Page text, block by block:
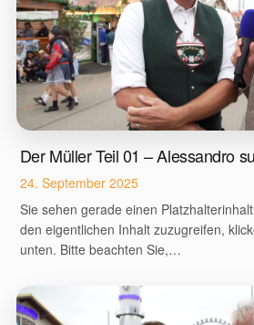
Der Müller Teil 01 – Alessandro
24. September 2025
Sie sehen gerade einen
den eigentlichen Inhalt zuzugreifen,
unten. Bitte beachten Sie,…